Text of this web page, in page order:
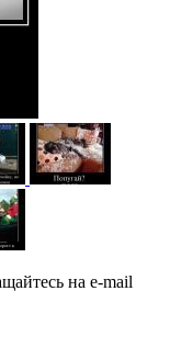
на e-mail